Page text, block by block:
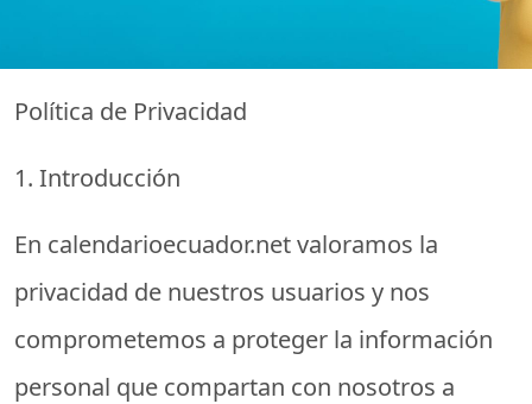
Política de Privacidad
1. Introducción
En calendarioecuador.netvaloramos la
privacidad de nuestros usuarios y nos
comprometemos a proteger la información
personal que compartan con nosotros a